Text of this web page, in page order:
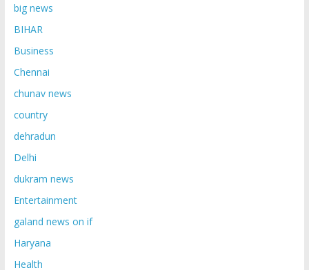
big news
BIHAR
Business
Chennai
chunav news
country
dehradun
Delhi
dukram news
Entertainment
galand news on if
Haryana
Health